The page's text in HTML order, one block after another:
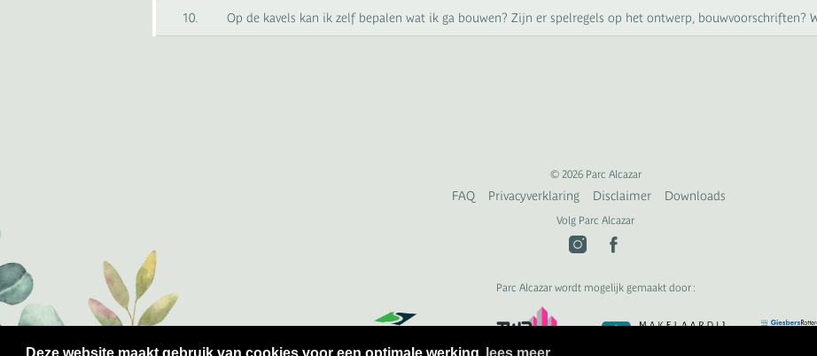
10. Op de kavels kan ik zelf bepalen wat ik ga bouwen? Zijn er spelregels op het ontwerp, bouwvoorschriften?
© 2026 Parc Alcazar
FAQ Privacyverklaring Disclaimer Downloads
Volg Parc Alcazar
Parc Alcazar wordt mogelijk gemaakt door :